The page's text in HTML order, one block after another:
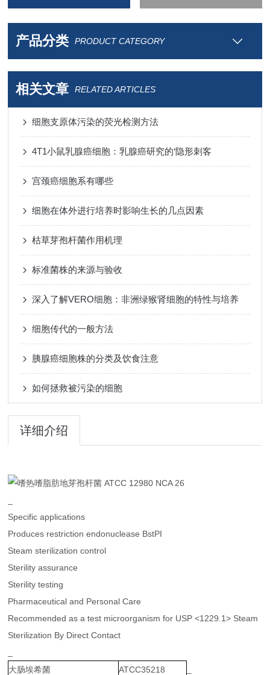
产品分类 PRODUCT CATEGORY
相关文章 RELATED ARTICLES
细胞支原体污染的荧光检测方法
4T1小鼠乳腺癌细胞：乳腺癌研究的‘隐形刺客
宫颈癌细胞系有哪些
细胞在体外进行培养时影响生长的几点因素
枯草芽孢杆菌作用机理
标准菌株的来源与验收
深入了解VERO细胞：非洲绿猴肾细胞的特性与培养
细胞传代的一般方法
胰腺癌细胞株的分类及饮食注意
如何拯救被污染的细胞
详细介绍
Specific applications
Produces restriction endonuclease BstPI
Steam sterilization control
Sterility assurance
Sterility testing
Pharmaceutical and Personal Care
Recommended as a test microorganism for USP <1229.1> Steam
Sterilization By Direct Contact
大肠埃希菌
ATCC35218